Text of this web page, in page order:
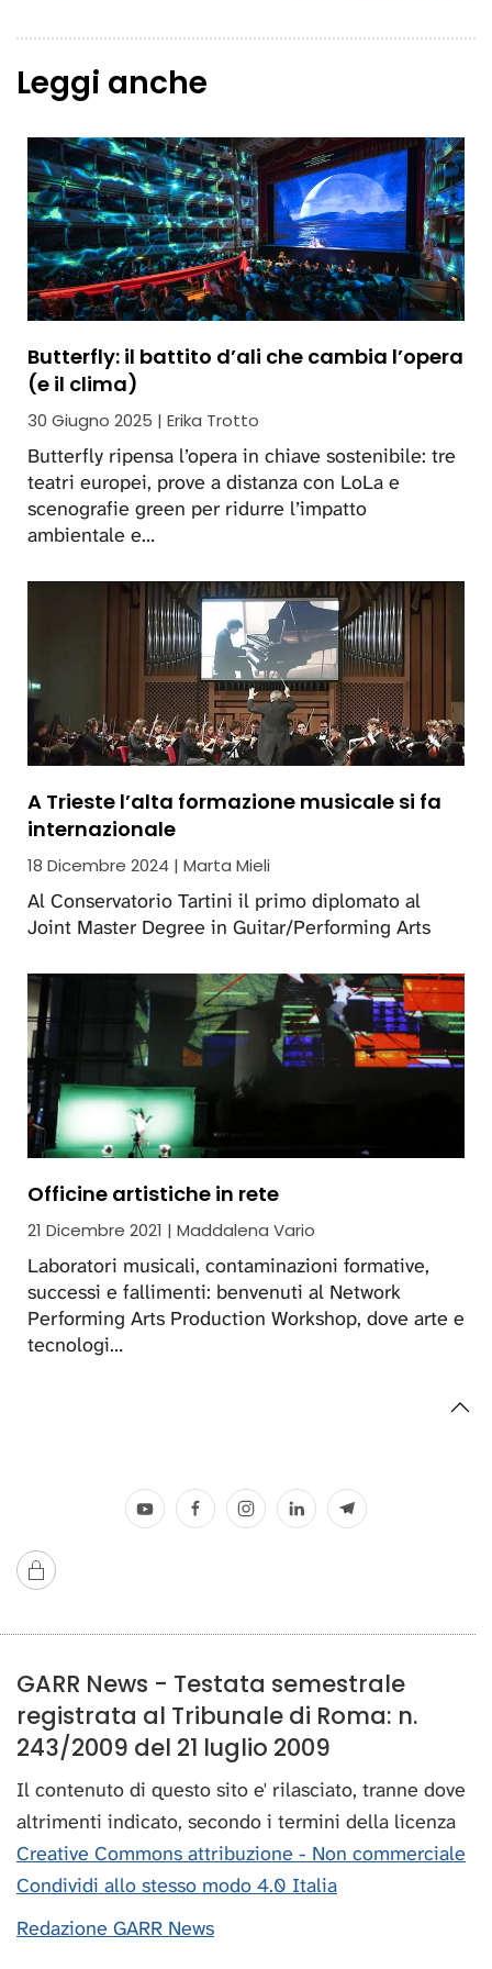
Leggi anche
Butterfly: il battito d’ali che cambia l’opera
(e il clima)
30 Giugno 2025 | Erika Trotto
Butterfly ripensa l’opera in chiave sostenibile: tre
teatri europei, prove a distanza con LoLa e
scenografie green per ridurre l’impatto
ambientale e…
A Trieste l’alta formazione musicale si fa
internazionale
18 Dicembre 2024 | Marta Mieli
Al Conservatorio Tartini il primo diplomato al
Joint Master Degree in Guitar/Performing Arts
Officine artistiche in rete
21 Dicembre 2021 | Maddalena Vario
Laboratori musicali, contaminazioni formative,
successi e fallimenti: benvenuti al Network
Performing Arts Production Workshop, dove arte e
tecnologi…
GARR News - Testata semestrale
registrata al Tribunale di Roma: n.
243/2009 del 21 luglio 2009
Il contenuto di questo sito e' rilasciato, tranne dove
altrimenti indicato, secondo i termini della licenza
Creative Commons attribuzione - Non commerciale
Condividi allo stesso modo 4.0 Italia
Redazione GARR News